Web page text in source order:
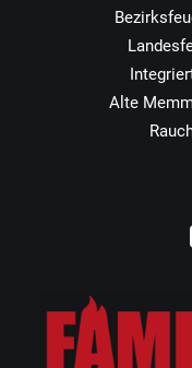
Alte